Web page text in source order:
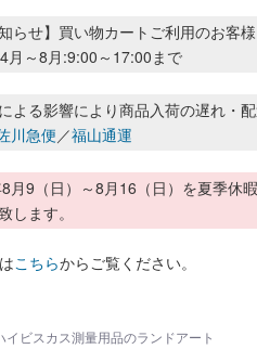
らせ】買い物カートご利用のお客
月～8月:9:00～17:00まで
よる影響により商品入荷の遅れ・
川急便／福山通運
月9（日）～8月16（日）を夏季休
します。
はこちらからご覧ください。
ビスカス測量用品のランドアート